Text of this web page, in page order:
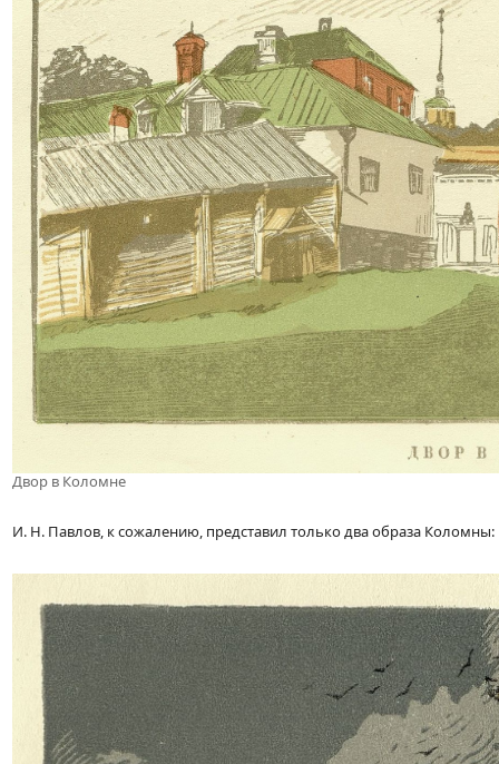
Двор в Коломне
И. Н. Павлов, к сожалению, представил только два образа